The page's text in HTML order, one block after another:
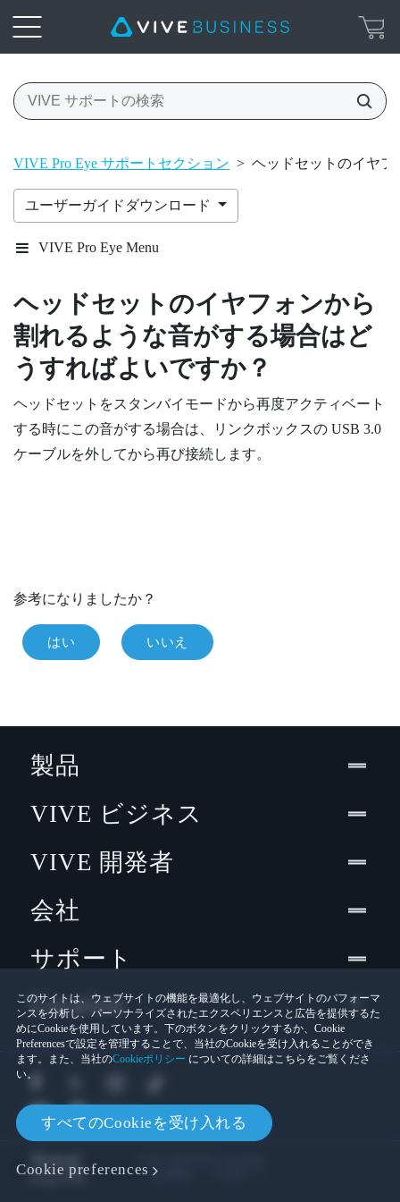
VIVE Pro Eye サポートセクション > ヘッドセットのイヤ
ユーザーガイドダウンロード
VIVE Pro Eye Menu
ヘッドセットのイヤフォンから
割れるような音がする場合はど
うすればよいですか？
ヘッドセットをスタンバイモードから再度アクティベート
する時にこの音がする場合は、リンクボックスの USB 3.0
ケーブルを外してから再び接続します。
参考になりましたか？
はい いいえ
このサイトは、ウェブサイトの機能を最適化し、ウェブサイトのパフォーマ
ンスを分析し、パーソナライズされたエクスペリエンスと広告を提供するた
めにCookieを使用しています。下のボタンをクリックするか、Cookie
Preferencesで設定を管理することで、当社のCookieを受け入れることができ
ます。また、当社のCookieポリシー についての詳細はこちらをご覧くださ
い。
すべてのCookieを受け入れる
Cookie preferences
製品
VIVE ビジネス
VIVE 開発者
会社
サポート
Location
法的情報